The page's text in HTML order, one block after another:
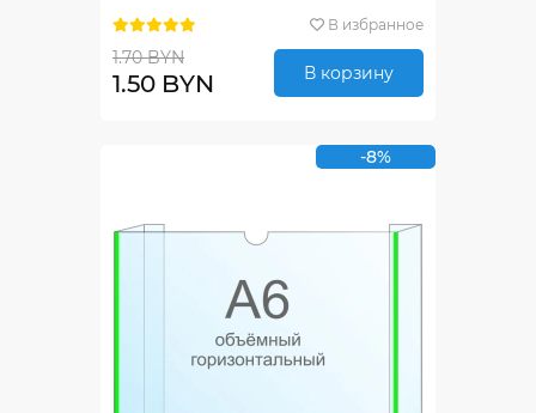
В избранное
1.70 BYN
1.50 BYN В корзину
-8%